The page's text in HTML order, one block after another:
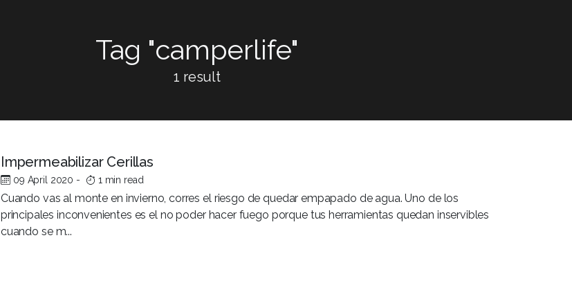
Tag "camperlife"
1 result
Impermeabilizar Cerillas
09 April 2020 - 1 min read
Cuando vas al monte en invierno, corres el riesgo de quedar empapado de agua. Uno de los
principales inconvenientes es el no poder hacer fuego porque tus herramientas quedan inservibles
cuando se m...